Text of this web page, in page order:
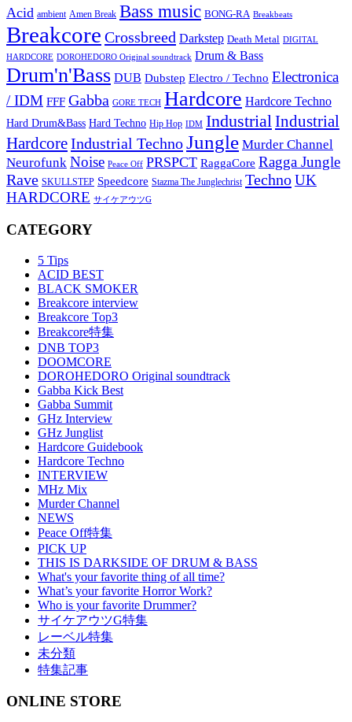
Acid ambient Amen Break Bass music BONG-RA Breakbeats
Breakcore Crossbreed Darkstep Death Metal DIGITAL
HARDCORE DOROHEDORO Original soundtrack Drum & Bass
Drum'n'Bass DUB Dubstep Electro / Techno Electronica
/ IDM FFF Gabba GORE TECH Hardcore Hardcore Techno
Hard Drum&Bass Hard Techno Hip Hop IDM IndustrialIndustrial
HardcoreIndustrial TechnoJungle Murder Channel
Neurofunk Noise Peace Off PRSPCT RaggaCore Ragga Jungle
Rave SKULLSTEP Speedcore Stazma The Junglechrist TechnoUK
HARDCORE サイケアウツG
CATEGORY
5 Tips
ACID BEST
BLACK SMOKER
Breakcore interview
Breakcore Top3
Breakcore特集
DNB TOP3
DOOMCORE
DOROHEDORO Original soundtrack
Gabba Kick Best
Gabba Summit
GHz Interview
GHz Junglist
Hardcore Guidebook
Hardcore Techno
INTERVIEW
MHz Mix
Murder Channel
NEWS
Peace Off特集
PICK UP
THIS IS DARKSIDE OF DRUM & BASS
What's your favorite thing of all time?
What’s your favorite Horror Work?
Who is your favorite Drummer?
サイケアウツG特集
レーベル特集
未分類
特集記事
ONLINE STORE